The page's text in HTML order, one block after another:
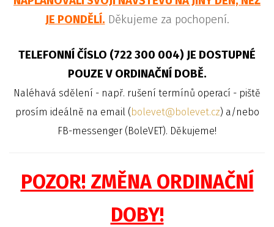
JE PONDĚLÍ. Děkujeme za pochopení.
TELEFONNÍ ČÍSLO (722 300 004) JE DOSTUPNÉ
POUZE V ORDINAČNÍ DOBĚ.
Naléhavá sdělení - např. rušení termínů operací - piště
prosím ideálně na email (bolevet@bolevet.cz) a/nebo
FB-messenger (BoleVET). Děkujeme!
POZOR! ZMĚNA ORDINAČNÍ
DOBY!